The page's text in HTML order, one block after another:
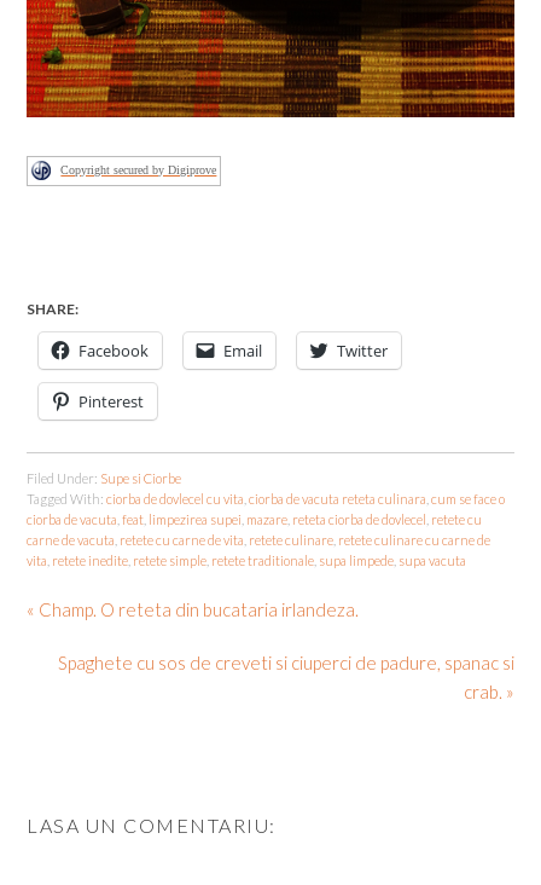
Copyright secured by Digiprove
SHARE:
Facebook Email Twitter
Pinterest
Filed Under: Supe si Ciorbe
Tagged With:ciorba de dovlecel cu vita ,ciorba de vacuta reteta culinara ,cum se face o
ciorba de vacuta ,feat limpezirea supei mazare reteta ciorba de dovlecel
retete cu
carne de vacuta retete cu carne de vita retete culinare retete culinare cu carne de
vita retete inedite retete simple retete traditionale supa limpede supa vacuta
« Champ. O reteta din bucataria irlandeza.
Spaghete cu sos de creveti si ciuperci de padure, spanac si
crab. »
LASA UN COMENTARIU: